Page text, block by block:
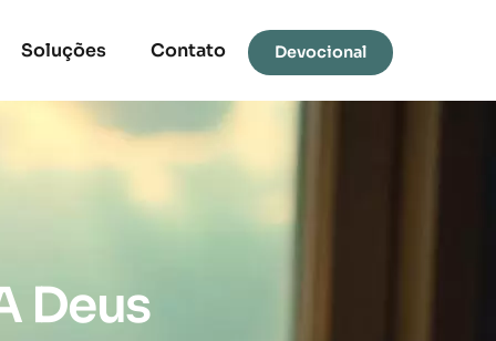
Soluções Contato Devocional
Deus